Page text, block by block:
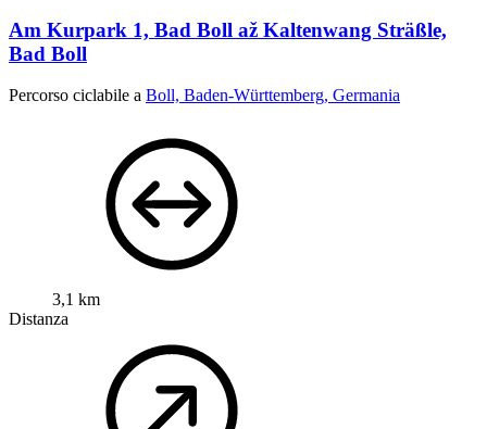
Am Kurpark 1, Bad Boll až Kaltenwang Sträßle,
Bad Boll
Percorso ciclabile a Boll, Baden-Württemberg, Germania
3,1 km
Distanza